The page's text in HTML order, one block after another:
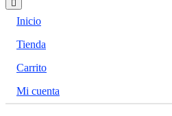
Inicio
Tienda
Carrito
Mi cuenta